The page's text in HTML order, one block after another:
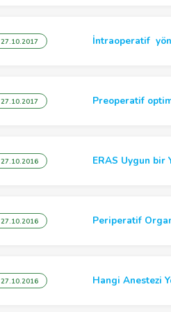
27.10.2017 İntraoperatif
27.10.2017 Preoperatif
27.10.2016 ERAS Uygun bir
27.10.2016 Periperatif
27.10.2016 Hangi Anestezi